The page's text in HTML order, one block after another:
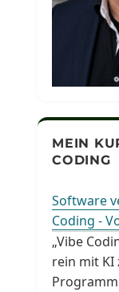
MEIN
CODING
Software
Coding -
„Vibe
rein mit KI